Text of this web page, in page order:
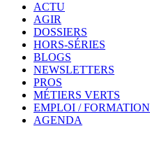
ACTU
AGIR
DOSSIERS
HORS-SÉRIES
BLOGS
NEWSLETTERS
PROS
MÉTIERS VERTS
EMPLOI / FORMATION
AGENDA